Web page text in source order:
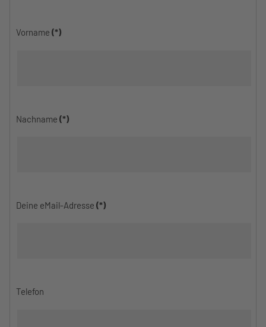
Vorname (*)
Nachname (*)
Deine eMail-Adresse (*)
Telefon